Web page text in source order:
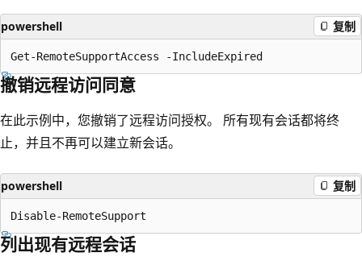
powershell 复制
撤销远程访问同意
在此示例中，您撤销了远程访问授权。 所有现有会话都将终
止，并且不再可以建立新会话。
powershell 复制
列出现有远程会话